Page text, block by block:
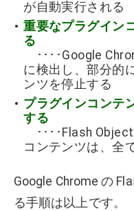
が自動実行される
重要なプラグイン
る
････Google
に検出し、部分的
ンツを停止する
プラグインコンテ
する
････Flash
コンテンツは、全
Google Chrome の
る手順は以上です。